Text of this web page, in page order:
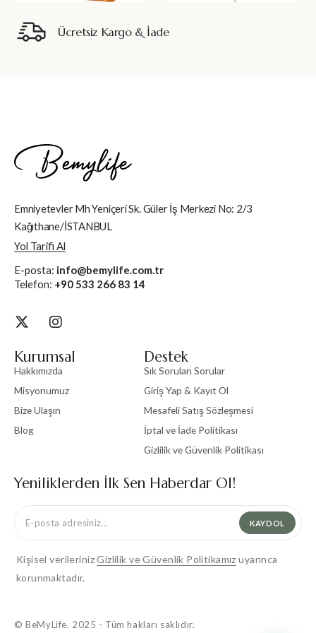
Ücretsiz Kargo & İade
Emniyetevler Mh Yeniçeri Sk. Güler İş Merkezi No: 2/3
Kağıthane/İSTANBUL
Yol Tarifi Al
E-posta: info@bemylife.com.tr
Telefon: +90 533 266 83 14
Kurumsal
Hakkımızda
Misyonumuz
Bize Ulaşın
Blog
Destek
Sık Sorulan Sorular
Giriş Yap & Kayıt Ol
Mesafeli Satış Sözleşmesi
İptal ve İade Politikası
Gizlilik ve Güvenlik Politikası
Yeniliklerden İlk Sen Haberdar Ol!
KAYDOL
Kişisel verilerinizGizlilik ve Güvenlik Politikamız uyarınca
korunmaktadır.
© BeMyLife. 2025 - Tüm hakları saklıdır.